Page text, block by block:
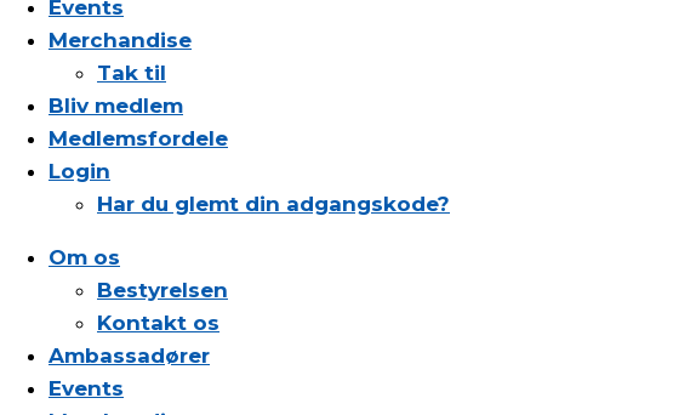
Events
Merchandise
Tak til
Bliv medlem
Medlemsfordele
Login
Har du glemt din adgangskode?
Om os
Bestyrelsen
Kontakt os
Ambassadører
Events